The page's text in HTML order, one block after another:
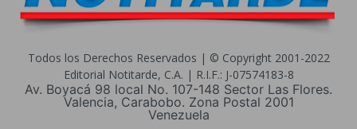
Todos los Derechos Reservados | © Copyright 2001-2022
Editorial Notitarde, C.A. | R.I.F.: J-07574183-8
Av. Boyacá 98 local No. 107-148 Sector Las Flores.
Valencia, Carabobo. Zona Postal 2001
Venezuela